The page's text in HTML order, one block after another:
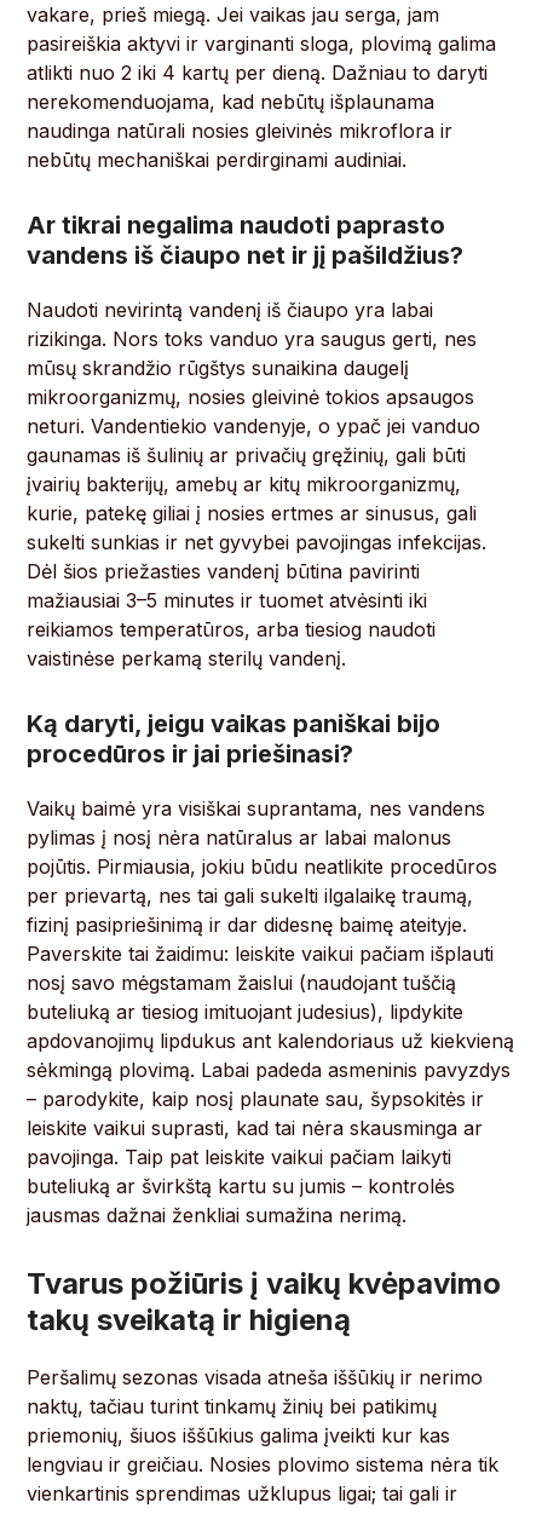
vakare, prieš miegą. Jei vaikas jau serga, jam
pasireiškia aktyvi ir varginanti sloga, plovimą galima
atlikti nuo 2 iki 4 kartų per dieną. Dažniau to daryti
nerekomenduojama, kad nebūtų išplaunama
naudinga natūrali nosies gleivinės mikroflora ir
nebūtų mechaniškai perdirginami audiniai.
Ar tikrai negalima naudoti paprasto
vandens iš čiaupo net ir jį pašildžius?
Naudoti nevirintą vandenį iš čiaupo yra labai
rizikinga. Nors toks vanduo yra saugus gerti, nes
mūsų skrandžio rūgštys sunaikina daugelį
mikroorganizmų, nosies gleivinė tokios apsaugos
neturi. Vandentiekio vandenyje, o ypač jei vanduo
gaunamas iš šulinių ar privačių gręžinių, gali būti
įvairių bakterijų, amebų ar kitų mikroorganizmų,
kurie, patekę giliai į nosies ertmes ar sinusus, gali
sukelti sunkias ir net gyvybei pavojingas infekcijas.
Dėl šios priežasties vandenį būtina pavirinti
mažiausiai 3–5 minutes ir tuomet atvėsinti iki
reikiamos temperatūros, arba tiesiog naudoti
vaistinėse perkamą sterilų vandenį.
Ką daryti, jeigu vaikas paniškai bijo
procedūros ir jai priešinasi?
Vaikų baimė yra visiškai suprantama, nes vandens
pylimas į nosį nėra natūralus ar labai malonus
pojūtis. Pirmiausia, jokiu būdu neatlikite procedūros
per prievartą, nes tai gali sukelti ilgalaikę traumą,
fizinį pasipriešinimą ir dar didesnę baimę ateityje.
Paverskite tai žaidimu: leiskite vaikui pačiam išplauti
nosį savo mėgstamam žaislui (naudojant tuščią
buteliuką ar tiesiog imituojant judesius), lipdykite
apdovanojimų lipdukus ant kalendoriaus už kiekvieną
sėkmingą plovimą. Labai padeda asmeninis pavyzdys
– parodykite, kaip nosį plaunate sau, šypsokitės ir
leiskite vaikui suprasti, kad tai nėra skausminga ar
pavojinga. Taip pat leiskite vaikui pačiam laikyti
buteliuką ar švirkštą kartu su jumis – kontrolės
jausmas dažnai ženkliai sumažina nerimą.
Tvarus požiūris į vaikų kvėpavimo
takų sveikatą ir higieną
Peršalimų sezonas visada atneša iššūkių ir nerimo
naktų, tačiau turint tinkamų žinių bei patikimų
priemonių, šiuos iššūkius galima įveikti kur kas
lengviau ir greičiau. Nosies plovimo sistema nėra tik
vienkartinis sprendimas užklupus ligai; tai gali ir